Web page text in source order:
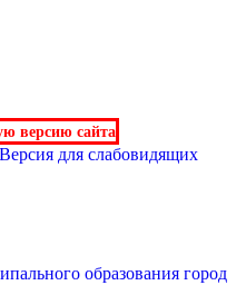
версию сайта
Версия для слабовидящих
образования город